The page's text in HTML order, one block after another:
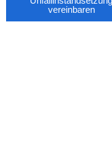
vereinbaren